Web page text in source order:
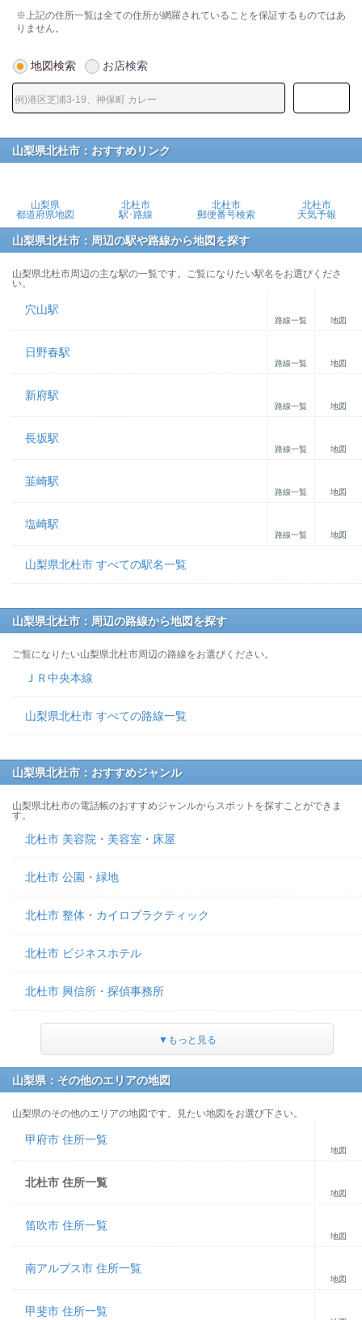
※上記の住所一覧は全ての住所が網羅されていることを保証するものではあ
りません。
地図検索 お店検索
山梨県北杜市：おすすめリンク
山梨県
都道府県地図
北杜市
駅･路線
北杜市
郵便番号検索
北杜市
天気予報
山梨県北杜市：周辺の駅や路線から地図を探す
山梨県北杜市周辺の主な駅の一覧です。ご覧になりたい駅名をお選びくださ
い。
穴山駅
路線一覧 地図
日野春駅
路線一覧 地図
新府駅
路線一覧 地図
長坂駅
路線一覧 地図
韮崎駅
路線一覧 地図
塩崎駅
路線一覧 地図
山梨県北杜市 すべての駅名一覧
山梨県北杜市：周辺の路線から地図を探す
ご覧になりたい山梨県北杜市周辺の路線をお選びください。
ＪＲ中央本線
山梨県北杜市 すべての路線一覧
山梨県北杜市：おすすめジャンル
山梨県北杜市の電話帳のおすすめジャンルからスポットを探すことができま
す。
北杜市 美容院・美容室・床屋
北杜市 公園・緑地
北杜市 整体・カイロプラクティック
北杜市 ビジネスホテル
北杜市 興信所・探偵事務所
▼もっと見る
山梨県：その他のエリアの地図
山梨県のその他のエリアの地図です。見たい地図をお選び下さい。
甲府市 住所一覧
地図
北杜市 住所一覧
地図
笛吹市 住所一覧
地図
南アルプス市 住所一覧
地図
甲斐市 住所一覧